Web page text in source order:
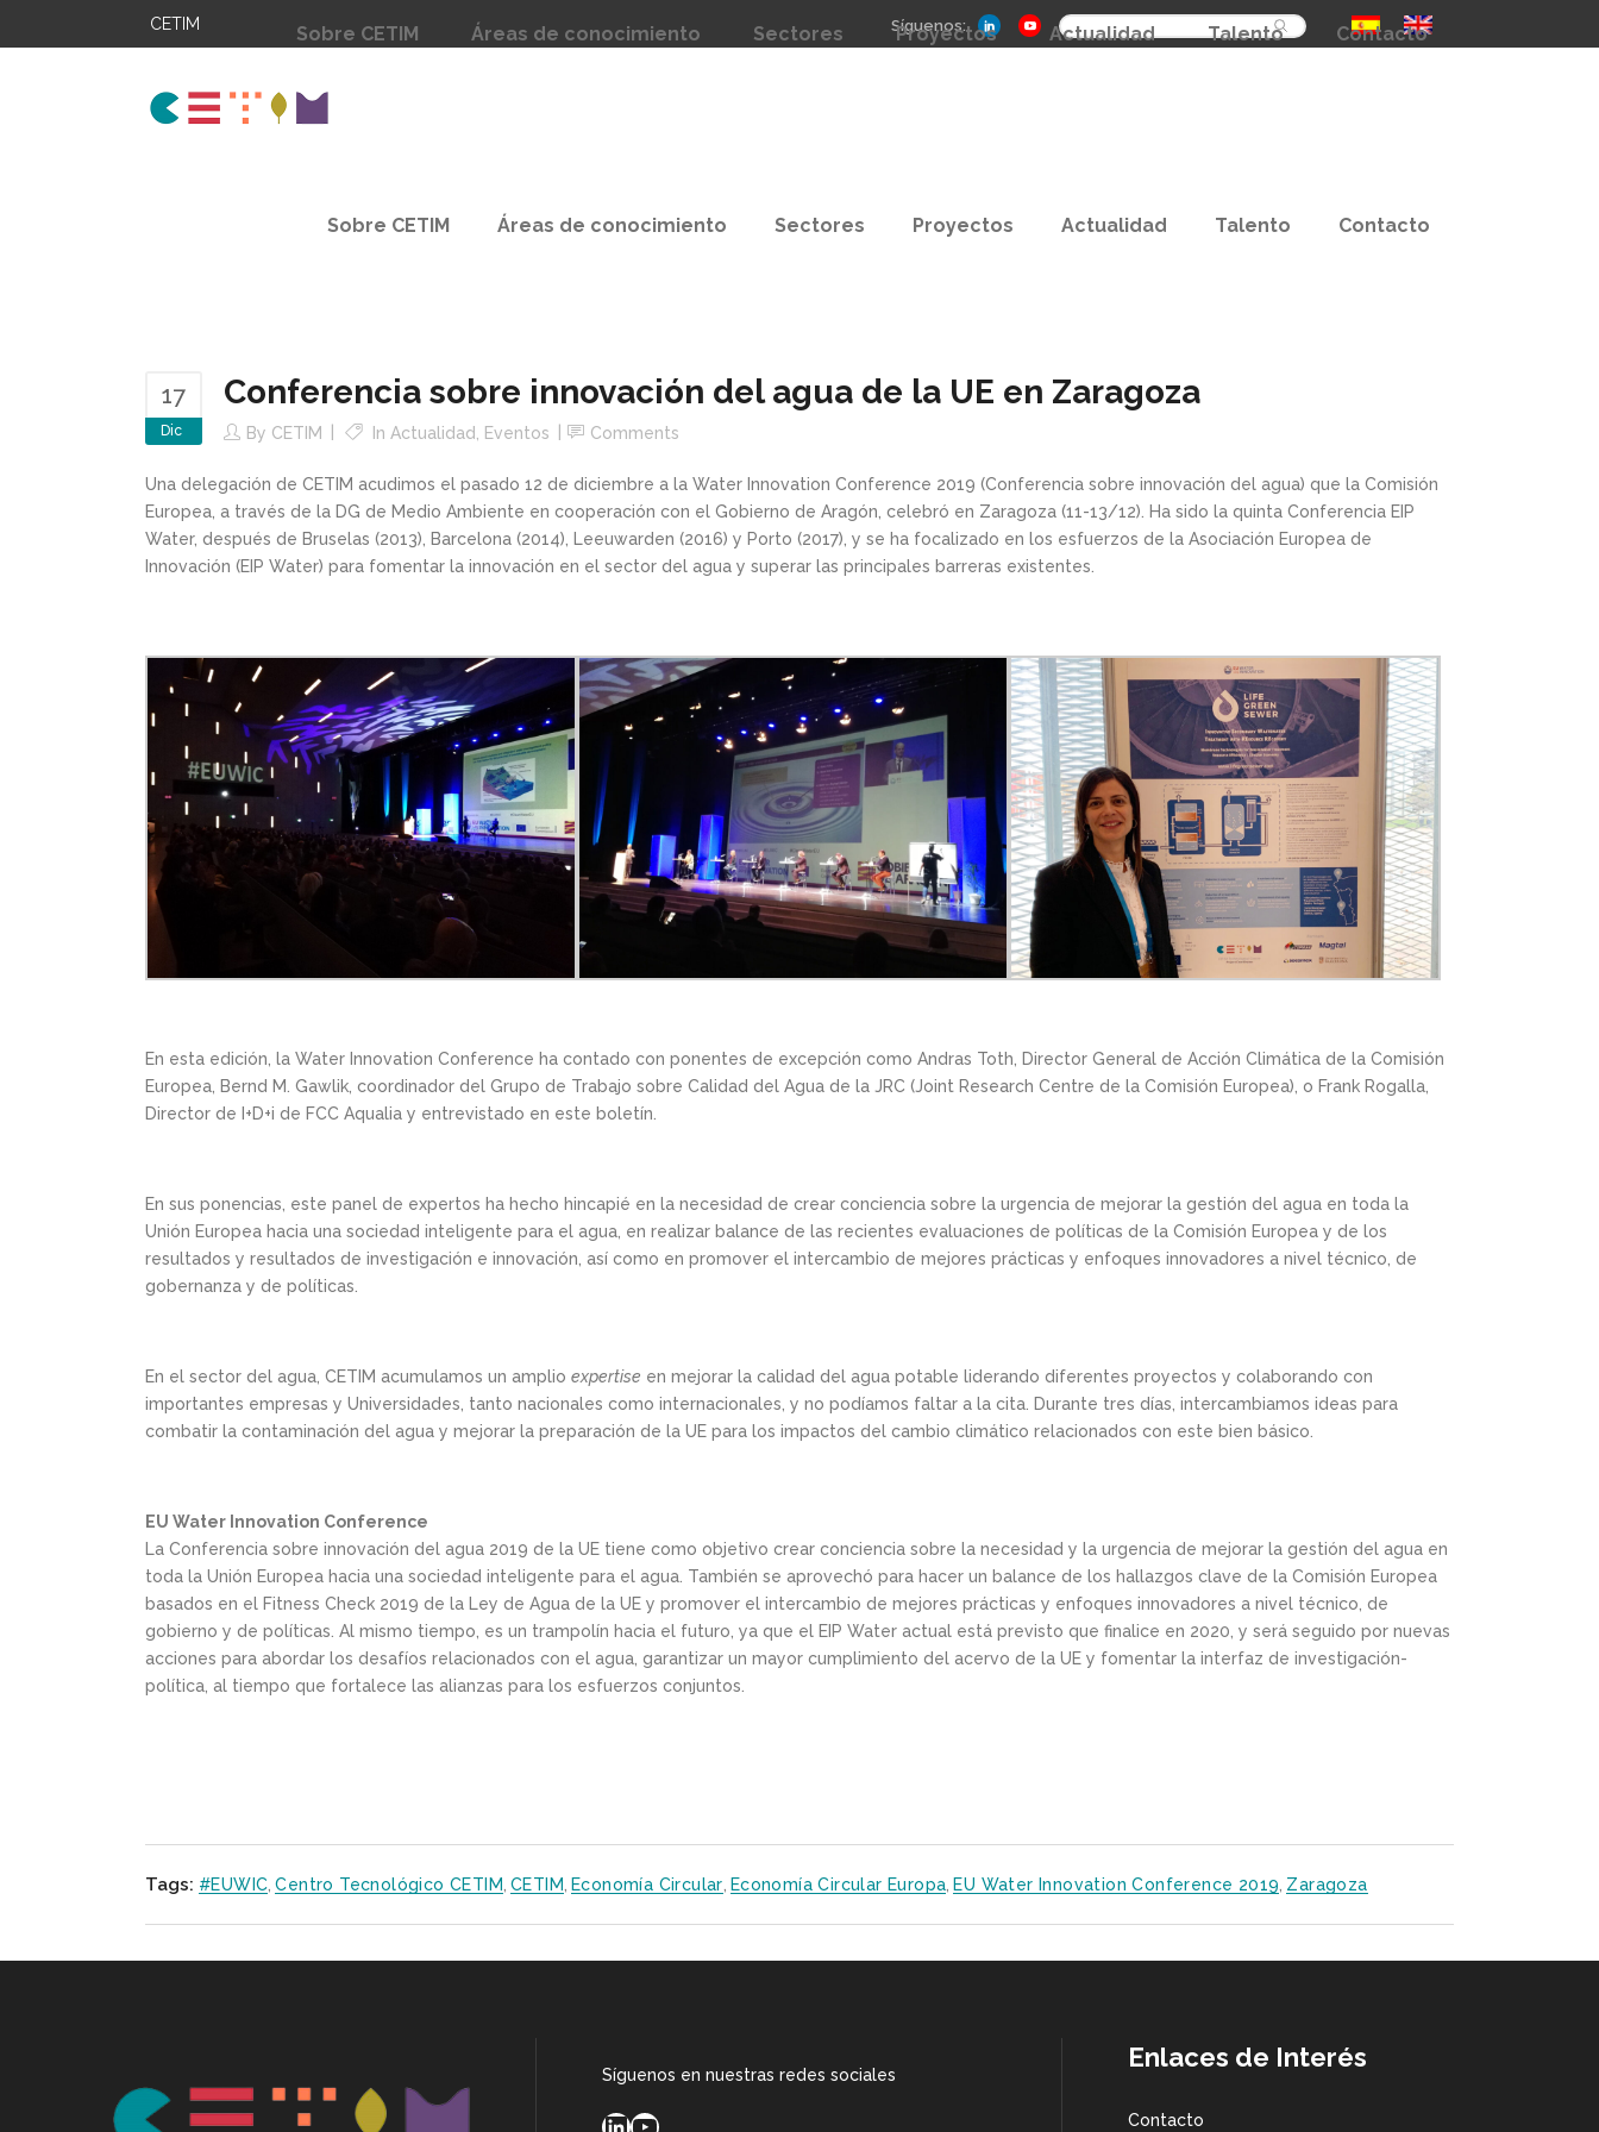
CETIM Síguenos: Buscar
Sobre CETIM Áreas de conocimiento Sectores Proyectos Actualidad Talento Contacto
Sobre CETIM Áreas de conocimiento Sectores Proyectos Actualidad Talento Contacto
17
Dic
Conferencia sobre innovación del agua de la UE en Zaragoza
By CETIM In Actualidad Eventos Comments
Una delegación de CETIM acudimos el pasado 12 de diciembre a la Water Innovation Conference 2019 (Conferencia sobre innovación del agua) que la Comisión
Europea, a través de la DG de Medio Ambiente en cooperación con el Gobierno de Aragón, celebró en Zaragoza (11-13/12). Ha sido la quinta Conferencia EIP
Water, después de Bruselas (2013), Barcelona (2014), Leeuwarden (2016) y Porto (2017), y se ha focalizado en los esfuerzos de la Asociación Europea de
Innovación (EIP Water) para fomentar la innovación en el sector del agua y superar las principales barreras existentes.
En esta edición, la Water Innovation Conference ha contado con ponentes de excepción como Andras Toth, Director General de Acción Climática de la Comisión
Europea, Bernd M. Gawlik, coordinador del Grupo de Trabajo sobre Calidad del Agua de la JRC (Joint Research Centre de la Comisión Europea), o Frank Rogalla,
Director de I+D+i de FCC Aqualia y entrevistado en este boletín.
En sus ponencias, este panel de expertos ha hecho hincapié en la necesidad de crear conciencia sobre la urgencia de mejorar la gestión del agua en toda la
Unión Europea hacia una sociedad inteligente para el agua, en realizar balance de las recientes evaluaciones de políticas de la Comisión Europea y de los
resultados y resultados de investigación e innovación, así como en promover el intercambio de mejores prácticas y enfoques innovadores a nivel técnico, de
gobernanza y de políticas.
En el sector del agua, CETIM acumulamos un amplio expertise en mejorar la calidad del agua potable liderando diferentes proyectos y colaborando con
importantes empresas y Universidades, tanto nacionales como internacionales, y no podíamos faltar a la cita. Durante tres días, intercambiamos ideas para
combatir la contaminación del agua y mejorar la preparación de la UE para los impactos del cambio climático relacionados con este bien básico.
EU Water Innovation Conference
La Conferencia sobre innovación del agua 2019 de la UE tiene como objetivo crear conciencia sobre la necesidad y la urgencia de mejorar la gestión del agua en
toda la Unión Europea hacia una sociedad inteligente para el agua. También se aprovechó para hacer un balance de los hallazgos clave de la Comisión Europea
basados en el Fitness Check 2019 de la Ley de Agua de la UE y promover el intercambio de mejores prácticas y enfoques innovadores a nivel técnico, de
gobierno y de políticas. Al mismo tiempo, es un trampolín hacia el futuro, ya que el EIP Water actual está previsto que finalice en 2020, y será seguido por nuevas
acciones para abordar los desafíos relacionados con el agua, garantizar un mayor cumplimiento del acervo de la UE y fomentar la interfaz de investigación-
política, al tiempo que fortalece las alianzas para los esfuerzos conjuntos.
Tags: #EUWIC, Centro Tecnológico CETIM, CETIM, Economía Circular, Economía Circular Europa, EU Water Innovation Conference 2019, Zaragoza
Síguenos en nuestras redes sociales
Enlaces de Interés
Contacto